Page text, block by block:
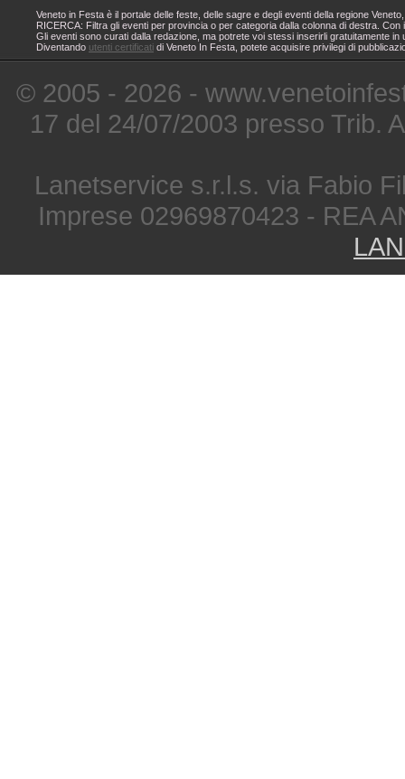
Veneto in Festa è il portale delle feste, delle sagre e degli eventi della regione
RICERCA: Filtra gli eventi per provincia o per categoria dalla colonna di destra.
Gli eventi sono curati dalla redazione, ma potrete voi stessi inserirli gratuitamente
Diventando utenti certificati di Veneto In Festa, potete acquisire privilegi di
© 2005 - 2026 -
17 del 24/07/2003 presso Trib.
Lanetservice s.r.l.s. via Fabio
Imprese 02969870423 - REA